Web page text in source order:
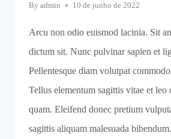
By admin 10 de junho de 2022
Arcu non odio euismod lacinia. Sit
dictum sit. Nunc pulvinar sapien et
Pellentesque diam volutpat commodo
Tellus elementum sagittis vitae et leo
quam. Eleifend donec pretium
sagittis aliquam malesuada